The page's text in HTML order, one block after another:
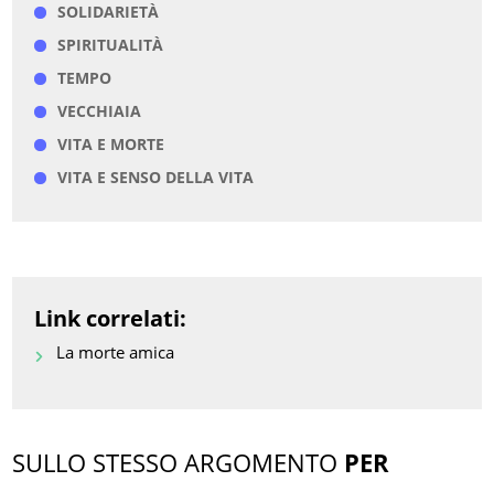
SOLIDARIETÀ
SPIRITUALITÀ
TEMPO
VECCHIAIA
VITA E MORTE
VITA E SENSO DELLA VITA
Link correlati:
La morte amica
SULLO STESSO ARGOMENTO PER